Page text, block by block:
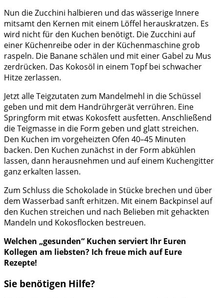
Nun die Zucchini halbieren und das wässerige Innere
mitsamt den Kernen mit einem Löffel herauskratzen. Es
wird nicht für den Kuchen benötigt. Die Zucchini auf
einer Küchenreibe oder in der Küchenmaschine grob
raspeln. Die Banane schälen und mit einer Gabel zu Mus
zerdrücken. Das Kokosöl in einem Topf bei schwacher
Hitze zerlassen.
Jetzt alle Teigzutaten zum Mandelmehl in die Schüssel
geben und mit dem Handrührgerät verrühren. Eine
Springform mit etwas Kokosfett ausfetten. Anschließend
die Teigmasse in die Form geben und glatt streichen.
Den Kuchen im vorgeheizten Ofen 40–45 Minuten
backen. Den Kuchen zunächst in der Form abkühlen
lassen, dann herausnehmen und auf einem Kuchengitter
ganz erkalten lassen.
Zum Schluss die Schokolade in Stücke brechen und über
dem Wasserbad sanft erhitzen. Mit einem Backpinsel auf
den Kuchen streichen und nach Belieben mit gehackten
Mandeln und Kokosflocken bestreuen.
Welchen „gesunden“ Kuchen serviert Ihr Euren
Kollegen am liebsten? Ich freue mich auf Eure
Rezepte!
Sie benötigen Hilfe?